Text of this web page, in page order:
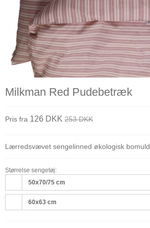
Milkman Red Pudebetræk
Pris fra 126 DKK 253 DKK
Lærredsvævet sengelinned økologisk bomuld
Størrelse sengetøj:
50x70/75 cm
60x63 cm